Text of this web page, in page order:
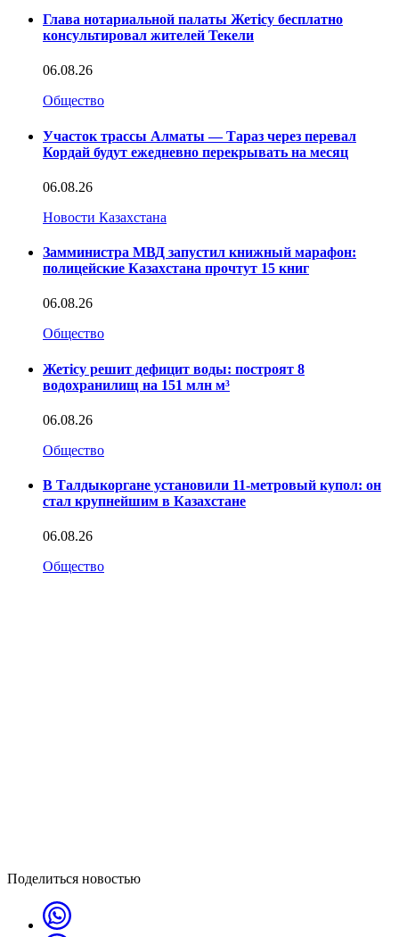
Глава нотариальной палаты Жетісу бесплатно
консультировал жителей Текели
06.08.26
Общество
Участок трассы Алматы — Тараз через перевал
Кордай будут ежедневно перекрывать на месяц
06.08.26
Новости Казахстана
Замминистра МВД запустил книжный марафон:
полицейские Казахстана прочтут 15 книг
06.08.26
Общество
Жетісу решит дефицит воды: построят 8
водохранилищ на 151 млн м³
06.08.26
Общество
В Талдыкоргане установили 11-метровый купол: он
стал крупнейшим в Казахстане
06.08.26
Общество
Поделиться новостью